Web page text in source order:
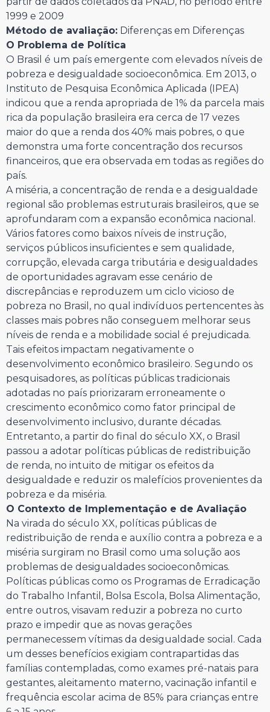
1999 e 2009
Método de avaliação: Diferenças em Diferenças
O Problema de Política
O Brasil é um país emergente com elevados níveis de
pobreza e desigualdade socioeconômica. Em 2013, o
Instituto de Pesquisa Econômica Aplicada (IPEA)
indicou que a renda apropriada de 1% da parcela mais
rica da população brasileira era cerca de 17 vezes
maior do que a renda dos 40% mais pobres, o que
demonstra uma forte concentração dos recursos
financeiros, que era observada em todas as regiões do
país.
A miséria, a concentração de renda e a desigualdade
regional são problemas estruturais brasileiros, que se
aprofundaram com a expansão econômica nacional.
Vários fatores como baixos níveis de instrução,
serviços públicos insuficientes e sem qualidade,
corrupção, elevada carga tributária e desigualdades
de oportunidades agravam esse cenário de
discrepâncias e reproduzem um ciclo vicioso de
pobreza no Brasil, no qual indivíduos pertencentes às
classes mais pobres não conseguem melhorar seus
níveis de renda e a mobilidade social é prejudicada.
Tais efeitos impactam negativamente o
desenvolvimento econômico brasileiro. Segundo os
pesquisadores, as políticas públicas tradicionais
adotadas no país priorizaram erroneamente o
crescimento econômico como fator principal de
desenvolvimento inclusivo, durante décadas.
Entretanto, a partir do final do século XX, o Brasil
passou a adotar políticas públicas de redistribuição
de renda, no intuito de mitigar os efeitos da
desigualdade e reduzir os malefícios provenientes da
pobreza e da miséria.
O Contexto de Implementação e de Avaliação
Na virada do século XX, políticas públicas de
redistribuição de renda e auxílio contra a pobreza e a
miséria surgiram no Brasil como uma solução aos
problemas de desigualdades socioeconômicas.
Políticas públicas como os Programas de Erradicação
do Trabalho Infantil, Bolsa Escola, Bolsa Alimentação,
entre outros, visavam reduzir a pobreza no curto
prazo e impedir que as novas gerações
permanecessem vítimas da desigualdade social. Cada
um desses benefícios exigiam contrapartidas das
famílias contempladas, como exames pré-natais para
gestantes, aleitamento materno, vacinação infantil e
frequência escolar acima de 85% para crianças entre